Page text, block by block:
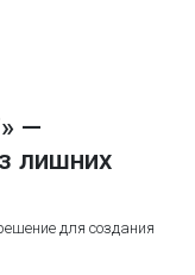
—
лишних
для создания